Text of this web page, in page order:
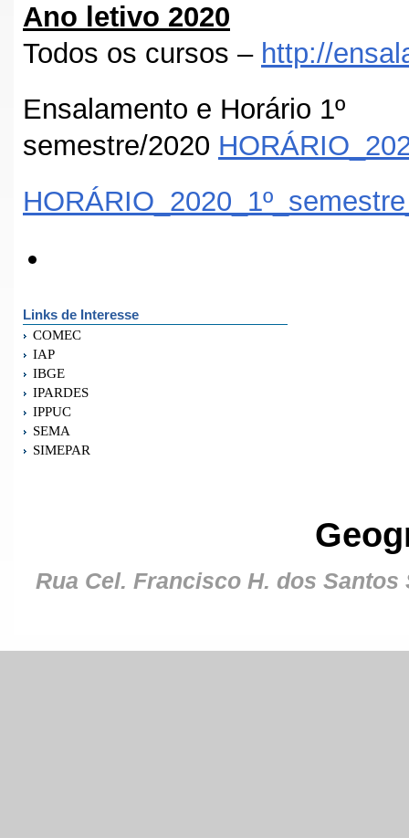
Ano letivo 2020
Todos os cursos – http://
Ensalamento e Horário 1º
semestre/2020
Links de Interesse
COMEC
IAP
IBGE
IPARDES
IPPUC
SEMA
SIMEPAR
Rua Cel. Francisco H. dos